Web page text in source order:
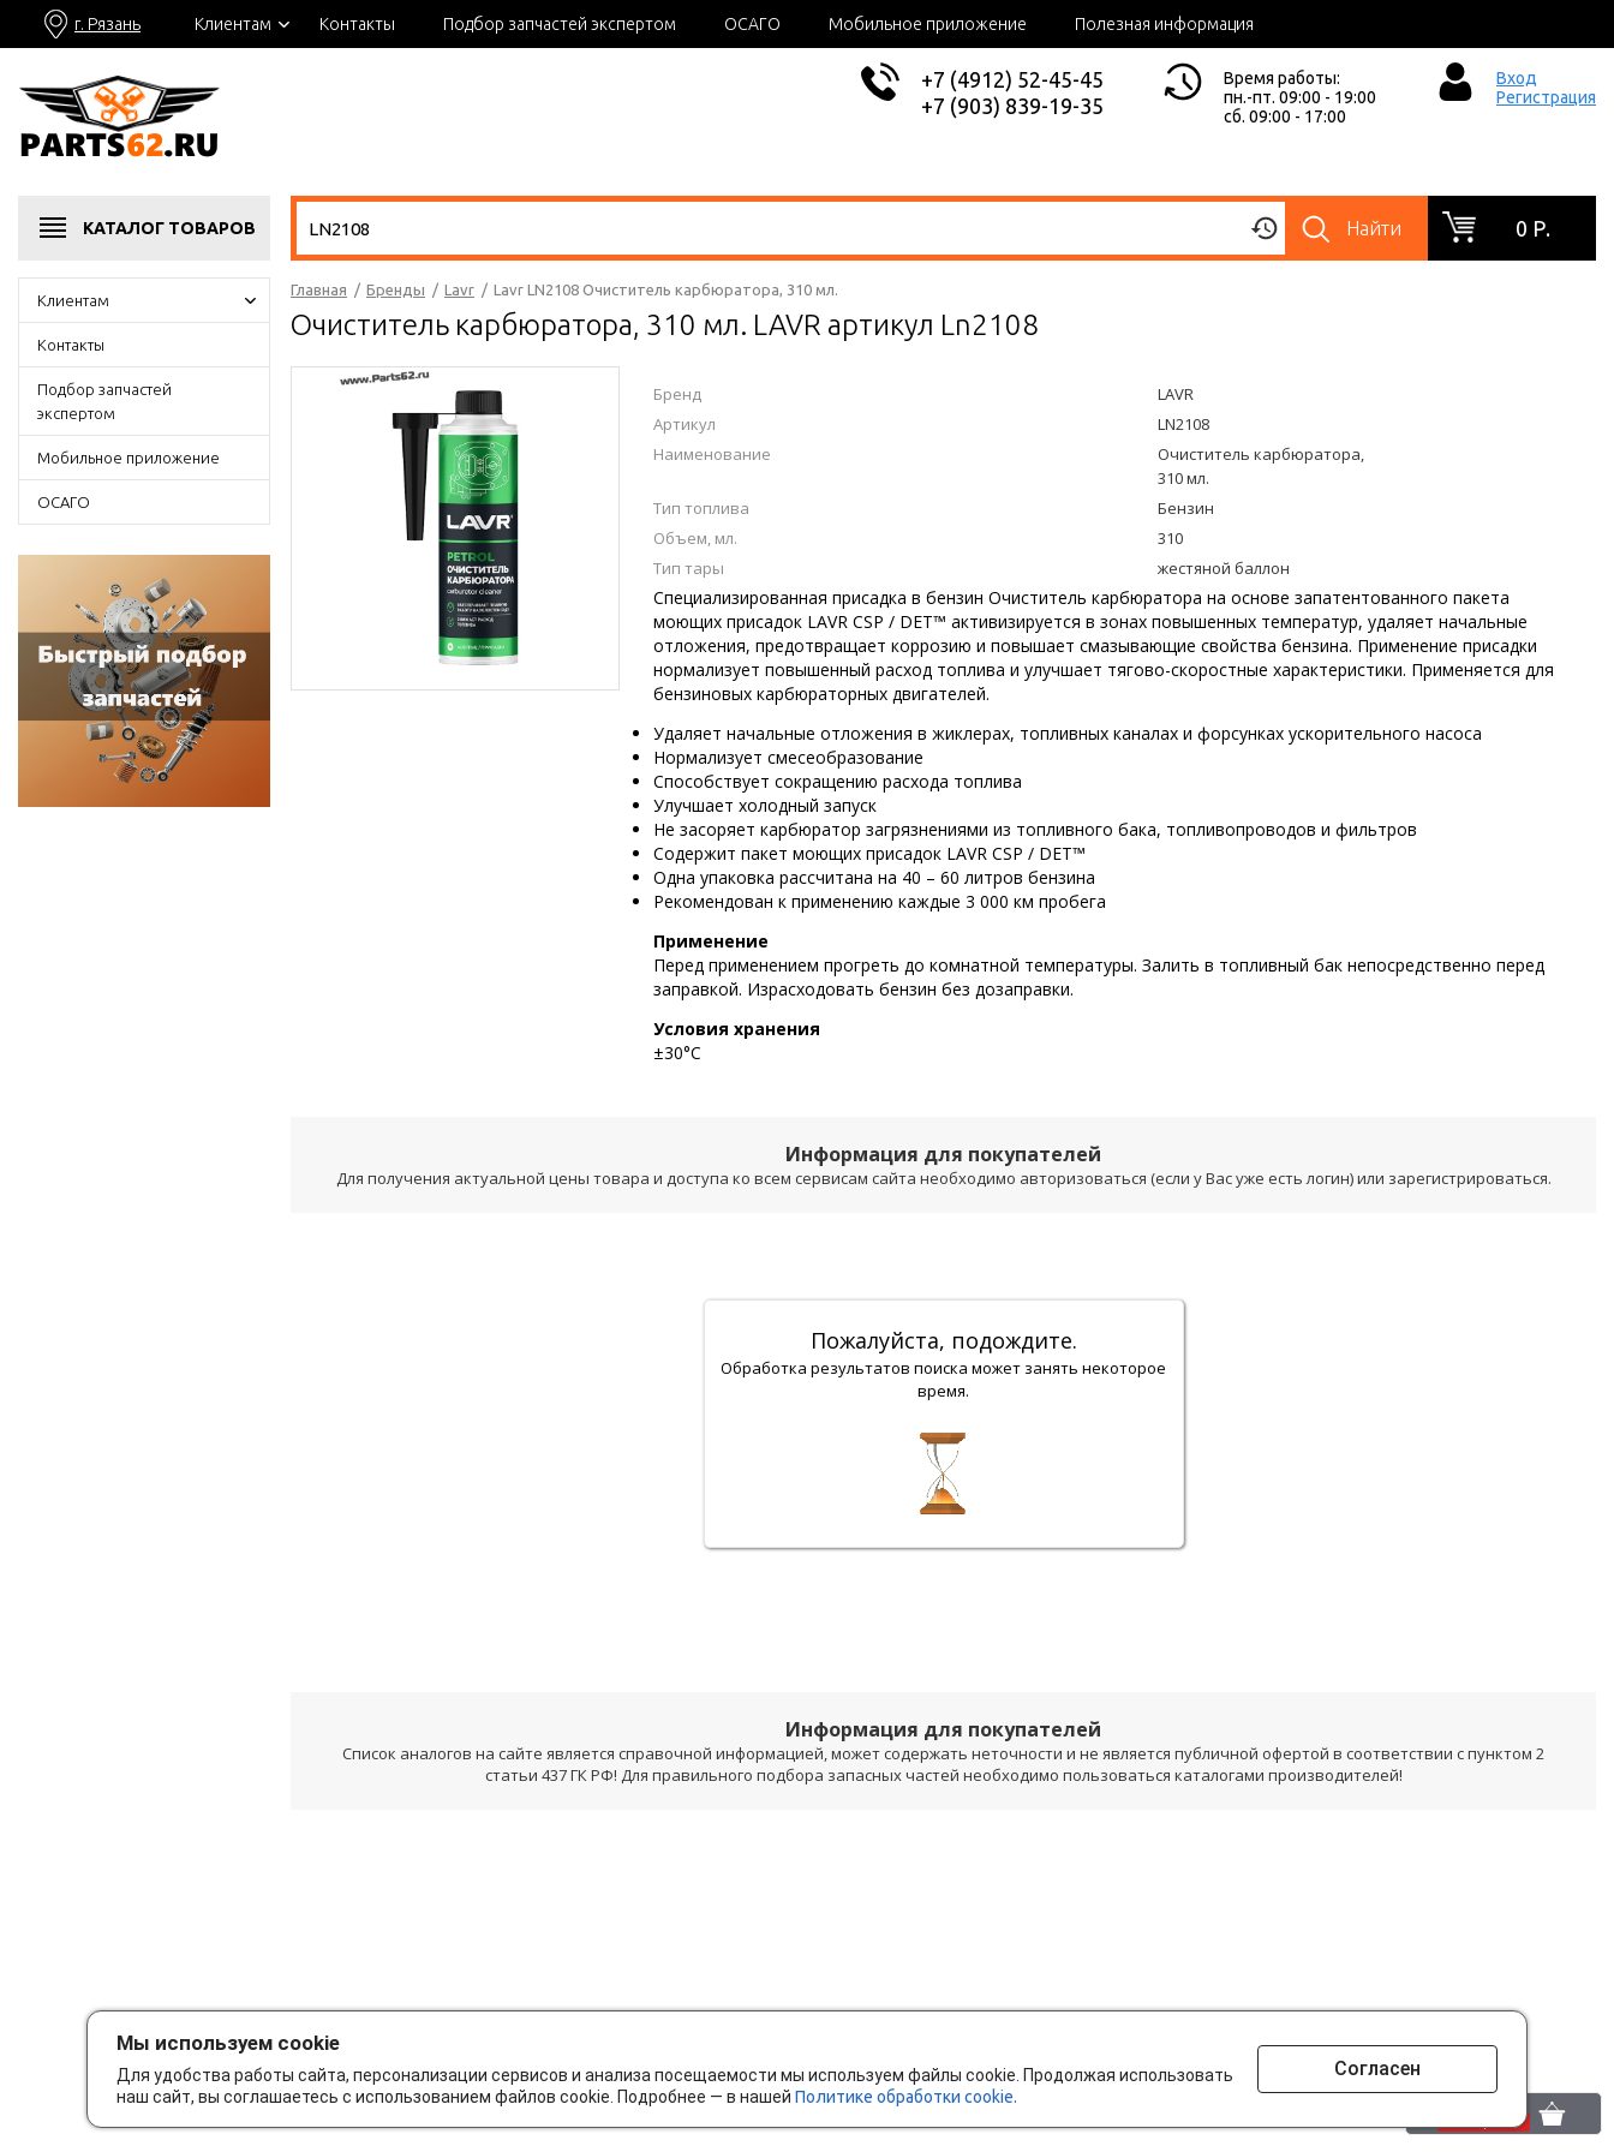
г. Рязань Клиентам Контакты Подбор запчастей экспертом ОСАГО Мобильное приложение Полезная информация
+7 (4912) 52-45-45
+7 (903) 839-19-35
Время работы:
пн.-пт. 09:00 - 19:00
сб. 09:00 - 17:00
Вход
Регистрация
КАТАЛОГ ТОВАРОВ Найти 0 Р.
Клиентам
Контакты
Подбор запчастей
экспертом
Мобильное приложение
ОСАГО
Главная / Бренды / Lavr / Lavr LN2108 Очиститель карбюратора, 310 мл.
Очиститель карбюратора, 310 мл. LAVR артикул Ln2108
Бренд
LAVR
Артикул
LN2108
Наименование
Очиститель карбюратора,
310 мл.
Тип топлива
Бензин
Объем, мл.
310
Тип тары
жестяной баллон
Специализированная присадка в бензин Очиститель карбюратора на основе запатентованного пакета
моющих присадок LAVR СSP / DET™ активизируется в зонах повышенных температур, удаляет начальные
отложения, предотвращает коррозию и повышает смазывающие свойства бензина. Применение присадки
нормализует повышенный расход топлива и улучшает тягово-скоростные характеристики. Применяется для
бензиновых карбюраторных двигателей.
Удаляет начальные отложения в жиклерах, топливных каналах и форсунках ускорительного насоса
Нормализует смесеобразование
Способствует сокращению расхода топлива
Улучшает холодный запуск
Не засоряет карбюратор загрязнениями из топливного бака, топливопроводов и фильтров
Содержит пакет моющих присадок LAVR СSP / DET™
Одна упаковка рассчитана на 40 – 60 литров бензина
Рекомендован к применению каждые 3 000 км пробега
Применение
Перед применением прогреть до комнатной температуры. Залить в топливный бак непосредственно перед
заправкой. Израсходовать бензин без дозаправки.
Условия хранения
±30°С
Информация для покупателей
Для получения актуальной цены товара и доступа ко всем сервисам сайта необходимо авторизоваться (если у Вас уже есть логин) или зарегистрироваться.
Пожалуйста, подождите.
Обработка результатов поиска может занять некоторое
время.
Информация для покупателей
Список аналогов на сайте является справочной информацией, может содержать неточности и не является публичной офертой в соответствии с пунктом 2
статьи 437 ГК РФ! Для правильного подбора запасных частей необходимо пользоваться каталогами производителей!
Мы используем cookie
Для удобства работы сайта, персонализации сервисов и анализа посещаемости мы используем файлы cookie. Продолжая использовать
наш сайт, вы соглашаетесь с использованием файлов cookie. Подробнее — в нашей Политике обработки cookie.
Согласен